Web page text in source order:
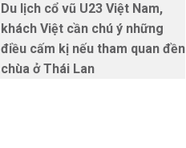
Du lịch cổ vũ U23 Việt Nam,
khách Việt cần chú ý những
điều cấm kị nếu tham quan đền
chùa ở Thái Lan